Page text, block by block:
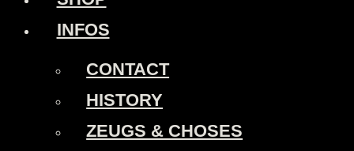
INFOS
CONTACT
HISTORY
ZEUGS & CHOSES